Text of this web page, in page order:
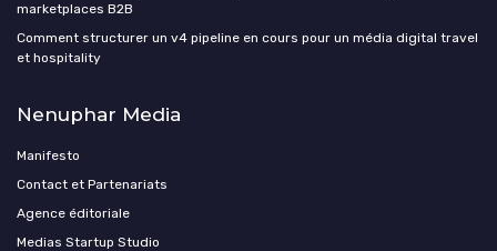
marketplaces B2B
Comment structurer un v4 pipeline en cours pour un média digital travel
et hospitality
Nenuphar Media
Manifesto
Contact et Partenariats
Agence éditoriale
Medias Startup Studio